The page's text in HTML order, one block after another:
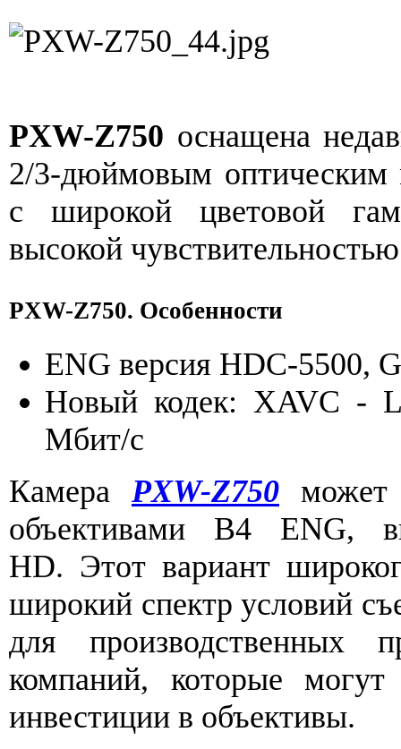
PXW-Z750 оснащена
2/3-дюймовым
с широкой цветовой
высокой
PXW-Z750. Особенности
ENG версия HDC-5500,
Новый кодек: XAVC -
Мбит/с
Камера PXW-Z750 может
объективами B4 ENG,
HD. Этот вариант
широкий спектр условий
для производственных
компаний, которые могут
инвестиции в объективы.